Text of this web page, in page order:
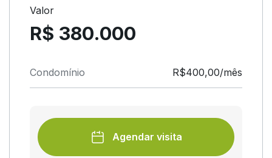
Valor
R$ 380.000
Condomínio R$400,00/mês
Agendar visita